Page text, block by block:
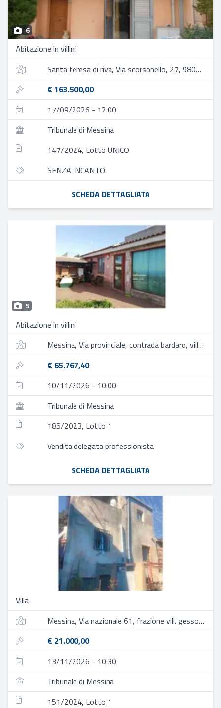
6
Abitazione in villini
Santa teresa di riva, Via scorsonello, 27, 98028 santa teresa di riva me, italia
€ 163.500,00
17/09/2026 - 12:00
Tribunale di Messina
147/2024, Lotto UNICO
SENZA INCANTO
SCHEDA DETTAGLIATA
5
Abitazione in villini
Messina, Via provinciale, contrada bardaro, villaggio curcuraci 14
€ 65.767,40
10/11/2026 - 10:00
Tribunale di Messina
185/2023, Lotto 1
Vendita delegata professionista
SCHEDA DETTAGLIATA
Villa
Messina, Via nazionale 61, frazione vill. gesso, quartiere c.da locanda
€ 21.000,00
13/11/2026 - 10:30
Tribunale di Messina
151/2024, Lotto 1